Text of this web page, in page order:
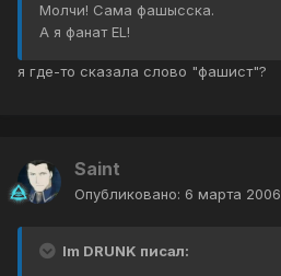
Молчи! Сама фашысска.
А я фанат EL!
я где-то сказала слово "фашист"?
Saint
Опубликовано: 6 марта 2006
Im DRUNK писал: